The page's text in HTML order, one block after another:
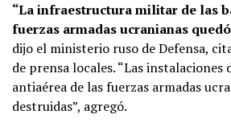
“La infraestructura militar de las
fuerzas armadas ucranianas
dijo el ministerio ruso de Defensa,
de prensa locales. “Las instalaciones
antiaérea de las fuerzas armadas
destruidas”, agregó.